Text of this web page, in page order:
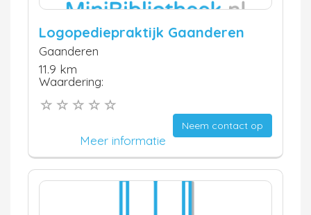
Logopediepraktijk Gaanderen
Gaanderen
11.9 km
Waardering:
Neem contact op
Meer informatie